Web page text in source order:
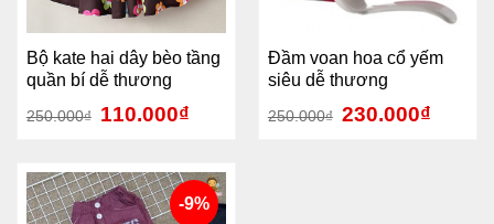
Bộ kate hai dây bèo tầng
quần bí dễ thương
250.000₫ 110.000₫
Đầm voan hoa cổ yếm
siêu dễ thương
250.000₫ 230.000₫
-9%